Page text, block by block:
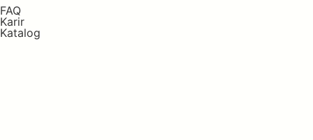
FAQ
Karir
Katalog